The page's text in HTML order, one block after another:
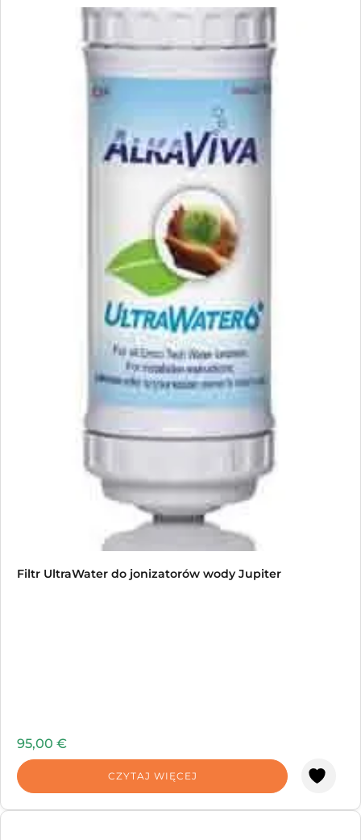
Filtr UltraWater do jonizatorów wody Jupiter
95,00 €
CZYTAJ WIĘCEJ